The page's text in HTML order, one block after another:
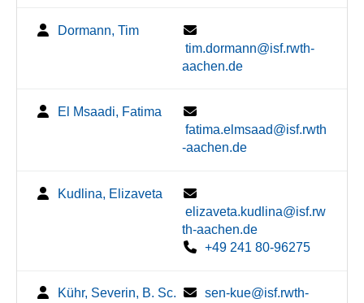
Dormann, Tim
tim.dormann@isf.rwth-
aachen.de
El Msaadi, Fatima
fatima.elmsaad@isf.rwth
-aachen.de
Kudlina, Elizaveta
elizaveta.kudlina@isf.rw
th-aachen.de
+49 241 80-96275
Kühr, Severin, B. Sc.
sen-kue@isf.rwth-